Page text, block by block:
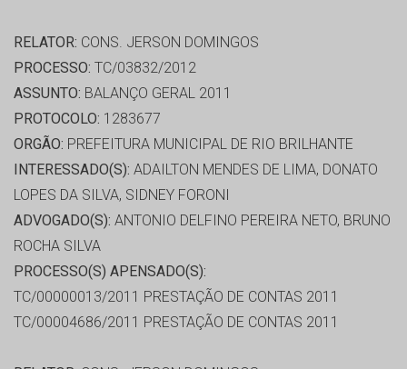
RELATOR: CONS. JERSON DOMINGOS
PROCESSO: TC/03832/2012
ASSUNTO: BALANÇO GERAL 2011
PROTOCOLO: 1283677
ORGÃO: PREFEITURA MUNICIPAL DE RIO BRILHANTE
INTERESSADO(S): ADAILTON MENDES DE LIMA, DONATO
LOPES DA SILVA, SIDNEY FORONI
ADVOGADO(S): ANTONIO DELFINO PEREIRA NETO, BRUNO
ROCHA SILVA
PROCESSO(S) APENSADO(S):
TC/00000013/2011 PRESTAÇÃO DE CONTAS 2011
TC/00004686/2011 PRESTAÇÃO DE CONTAS 2011